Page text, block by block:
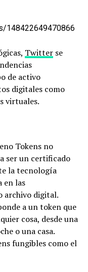
148422649470866
Twitterse
de activo
digitales como
virtuales.
Tokens no
ser un certificado
la tecnología
en las
archivo digital.
a un token que
cosa, desde una
o una casa.
fungibles como el